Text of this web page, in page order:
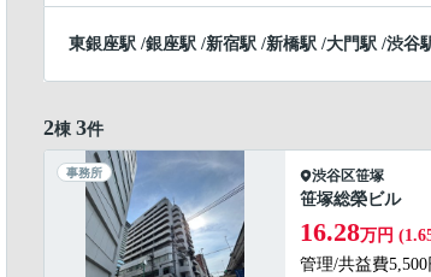
東銀座駅 /銀座駅 /新宿駅 /新橋駅 /大門駅 /渋谷
2棟 3件
事務所 渋谷区笹塚
笹塚総榮ビル
16.28万円
管理/共益費5,500